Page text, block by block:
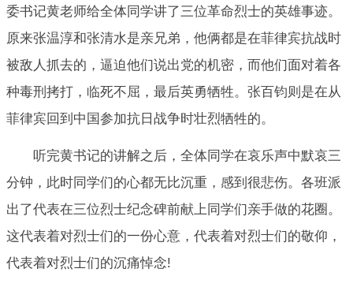
委书记黄老师给全体同学讲了三位革命烈士的英雄事迹。
原来张温淳和张清水是亲兄弟，他俩都是在菲律宾抗战时
被敌人抓去的，逼迫他们说出党的机密，而他们面对着各
种毒刑拷打，临死不屈，最后英勇牺牲。张百钧则是在从
菲律宾回到中国参加抗日战争时壮烈牺牲的。
听完黄书记的讲解之后，全体同学在哀乐声中默哀三
分钟，此时同学们的心都无比沉重，感到很悲伤。各班派
出了代表在三位烈士纪念碑前献上同学们亲手做的花圈。
这代表着对烈士们的一份心意，代表着对烈士们的敬仰，
代表着对烈士们的沉痛悼念!